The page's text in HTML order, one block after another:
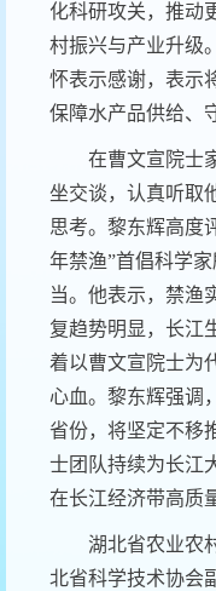
化科研攻关，推动
村振兴与产业升级
怀表示感谢，表示
保障水产品供给、
在曹文宣院士
坐交谈，认真听取
思考。黎东辉高度
年禁渔”首倡科学
当。他表示，禁渔
复趋势明显，长江
着以曹文宣院士为
心血。黎东辉强调
省份，将坚定不移
士团队持续为长江
在长江经济带高质
湖北省农业农
北省科学技术协会